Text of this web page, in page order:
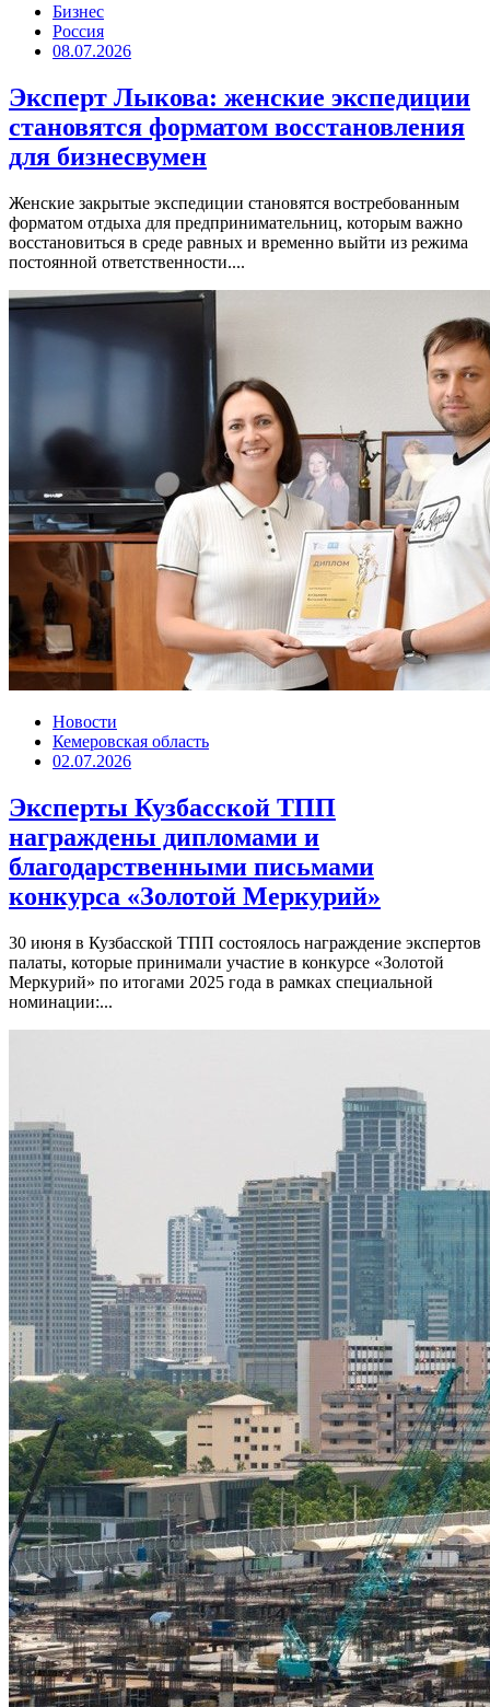
Бизнес
Россия
08.07.2026
Эксперт Лыкова: женские экспедиции
становятся форматом восстановления
для бизнесвумен
Женские закрытые экспедиции становятся востребованным
форматом отдыха для предпринимательниц, которым важно
восстановиться в среде равных и временно выйти из режима
постоянной ответственности....
Новости
Кемеровская область
02.07.2026
Эксперты Кузбасской ТПП
награждены дипломами и
благодарственными письмами
конкурса «Золотой Меркурий»
30 июня в Кузбасской ТПП состоялось награждение экспертов
палаты, которые принимали участие в конкурсе «Золотой
Меркурий» по итогами 2025 года в рамках специальной
номинации:...